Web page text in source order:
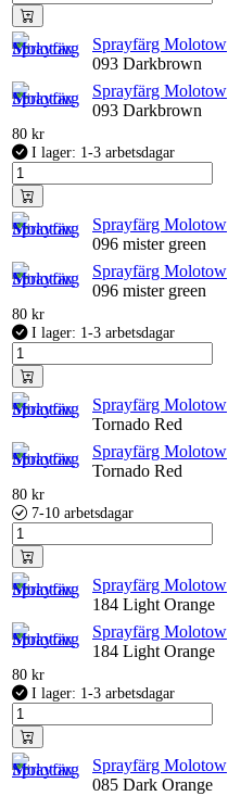
Sprayfärg Molotow
093 Darkbrown
Sprayfärg Molotow
093 Darkbrown
80 kr
I lager: 1-3 arbetsdagar
Sprayfärg Molotow
096 mister green
Sprayfärg Molotow
096 mister green
80 kr
I lager: 1-3 arbetsdagar
Sprayfärg Molotow
Tornado Red
Sprayfärg Molotow
Tornado Red
80 kr
7-10 arbetsdagar
Sprayfärg Molotow
184 Light Orange
Sprayfärg Molotow
184 Light Orange
80 kr
I lager: 1-3 arbetsdagar
Sprayfärg Molotow
085 Dark Orange